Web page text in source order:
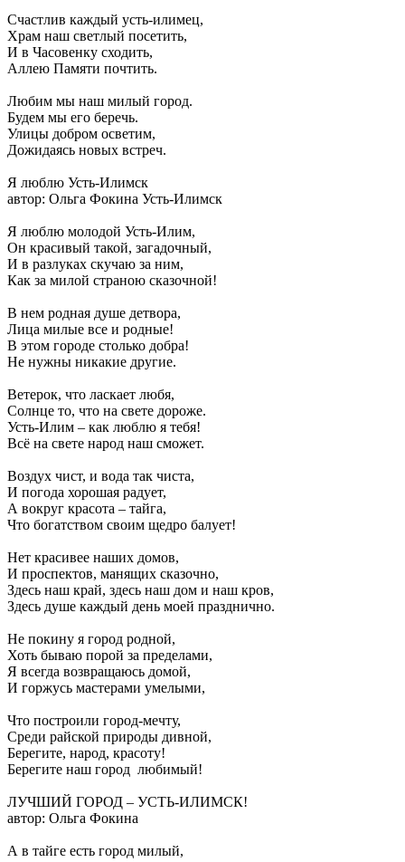
Счастлив каждый усть-илимец,
Храм наш светлый посетить,
И в Часовенку сходить,
Аллею Памяти почтить.
Любим мы наш милый город.
Будем мы его беречь.
Улицы добром осветим,
Дожидаясь новых встреч.
Я люблю Усть-Илимск
автор: Ольга Фокина Усть-Илимск
Я люблю молодой Усть-Илим,
Он красивый такой, загадочный,
И в разлуках скучаю за ним,
Как за милой страною сказочной!
В нем родная душе детвора,
Лица милые все и родные!
В этом городе столько добра!
Не нужны никакие другие.
Ветерок, что ласкает любя,
Солнце то, что на свете дороже.
Усть-Илим – как люблю я тебя!
Всё на свете народ наш сможет.
Воздух чист, и вода так чиста,
И погода хорошая радует,
А вокруг красота – тайга,
Что богатством своим щедро балует!
Нет красивее наших домов,
И проспектов, манящих сказочно,
Здесь наш край, здесь наш дом и наш кров,
Здесь душе каждый день моей празднично.
Не покину я город родной,
Хоть бываю порой за пределами,
Я всегда возвращаюсь домой,
И горжусь мастерами умелыми,
Что построили город-мечту,
Среди райской природы дивной,
Берегите, народ, красоту!
Берегите наш город любимый!
ЛУЧШИЙ ГОРОД – УСТЬ-ИЛИМСК!
автор: Ольга Фокина
А в тайге есть город милый,